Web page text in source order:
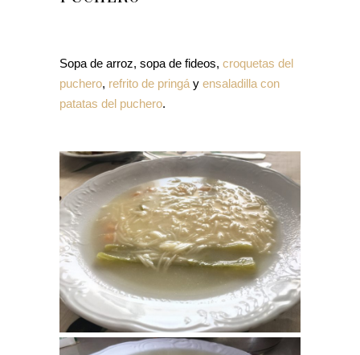
Sopa de arroz, sopa de fideos, croquetas del
puchero, refrito de pringá y ensaladilla con
patatas del puchero.